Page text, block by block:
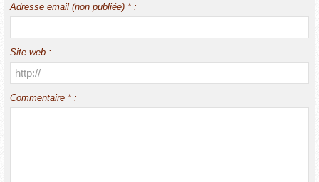
Adresse email (non publiée) * :
Site web :
Commentaire * :